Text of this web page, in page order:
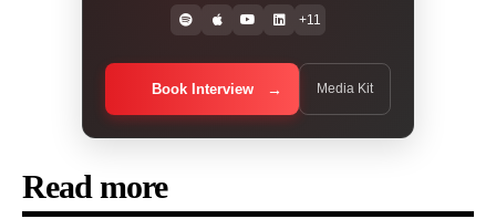
+11
Book Interview Media Kit
Read more